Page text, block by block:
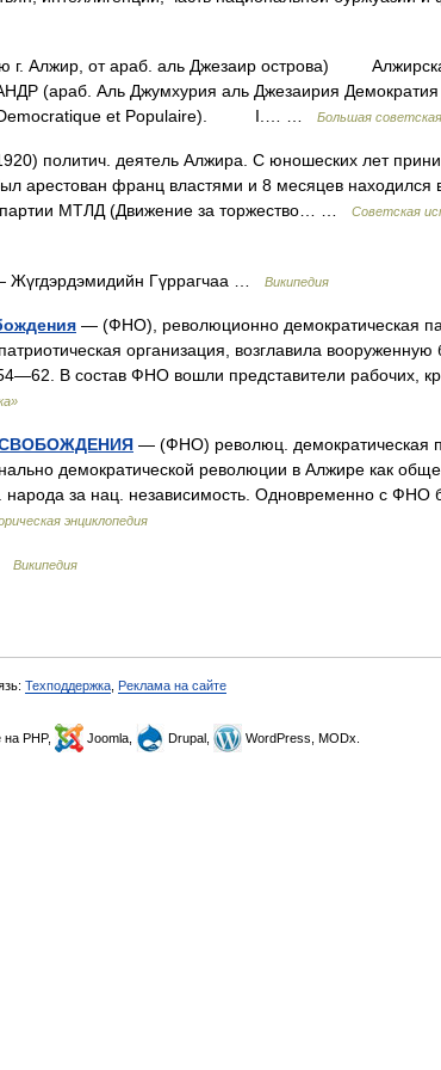
г. Алжир, от араб. аль Джезаир острова)
(араб. Аль Джумхурия аль Джезаирия
Democratique et Populaire). I.… …
Большая
политич. деятель Алжира. С юношеских лет
арестован франц властями и 8 месяцев находился
партии МТЛД (Движение за торжество… …
Советская
Жүгдэрдэмидийн Гүррагчаа … Википедия
— (ФНО), революционно демократическая
организация, возглавила вооруженную
В состав ФНО вошли представители рабочих,
— (ФНО) революц. демократическая
демократической революции в Алжире как
народа за нац. независимость. Одновременно с ФНО
энциклопедия
Википедия
Техподдержка Реклама на сайте
на PHP, Joomla, Drupal, WordPress, MODx.